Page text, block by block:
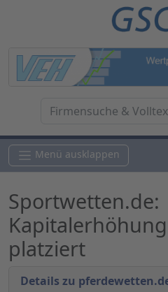
Menü ausklappen
Sportwetten.de:
platziert
Details zu